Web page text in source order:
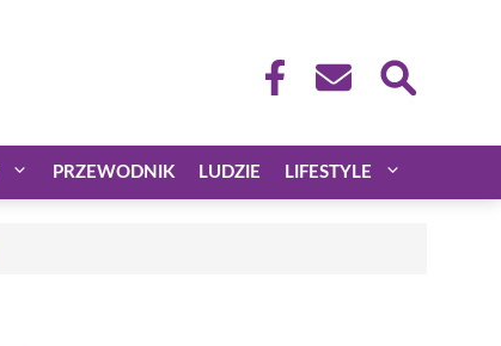
PRZEWODNIK LUDZIE LIFESTYLE